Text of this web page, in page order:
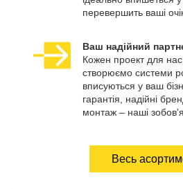
перевершить ваші
Ваш надійний
Кожен проект для
створюємо системи
вписуються у ваш
гарантія, надійні
монтаж – наші
Весь